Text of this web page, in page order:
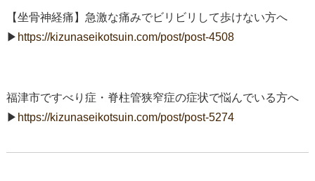
【坐骨神経痛】急激な痛みでビリビリして歩けない方へ
▶︎ https://kizunaseikotsuin.com/post/post-4508
福津市ですべり症・脊柱管狭窄症の症状で悩んでいる方へ
▶︎ https://kizunaseikotsuin.com/post/post-5274